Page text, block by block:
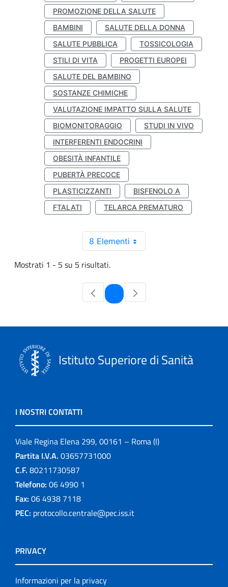
PROMOZIONE DELLA SALUTE
BAMBINI
SALUTE DELLA DONNA
SALUTE PUBBLICA
TOSSICOLOGIA
STILI DI VITA
PROGETTI EUROPEI
SALUTE DEL BAMBINO
SOSTANZE CHIMICHE
VALUTAZIONE IMPATTO SULLA SALUTE
BIOMONITORAGGIO
STUDI IN VIVO
INTERFERENTI ENDOCRINI
OBESITÀ INFANTILE
PUBERTÀ PRECOCE
PLASTICIZZANTI
BISFENOLO A
FTALATI
TELARCA PREMATURO
8 Elementi
Mostrati 1 - 5 su 5 risultati.
Pagina
Istituto Superiore di Sanità
I NOSTRI CONTATTI
Viale Regina Elena 299, 00161 – Roma (I)
Partita I.V.A. 03657731000
C.F. 80211730587
Telefono: 06 4990 1
Fax: 06 4938 7118
PEC: protocollo.centrale@pec.iss.it
PRIVACY
Informazioni per la privacy